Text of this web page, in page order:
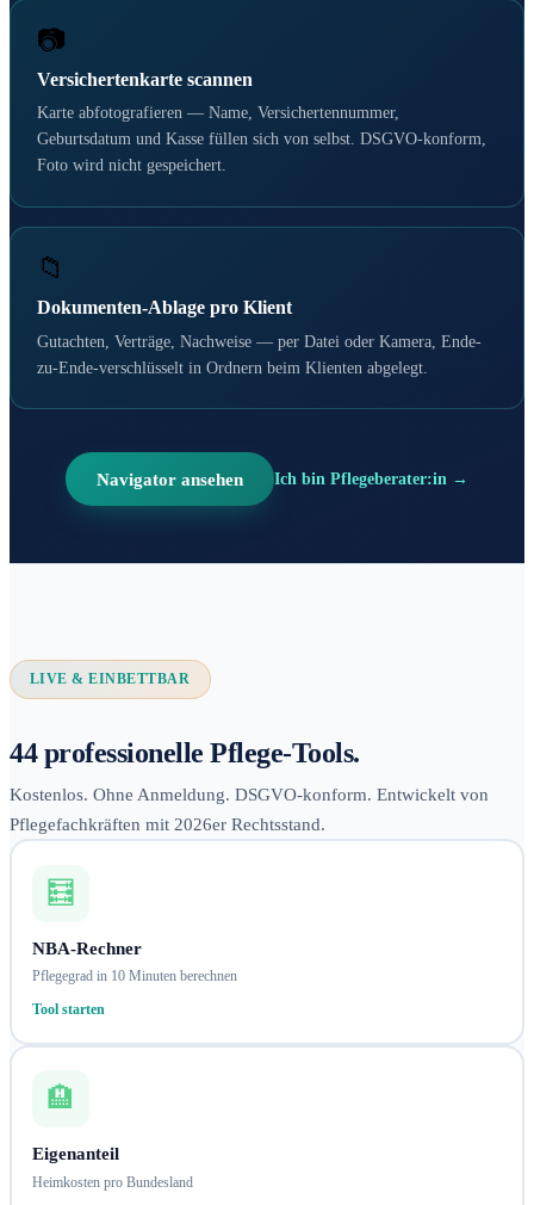
📷
Versichertenkarte scannen
Karte abfotografieren — Name, Versichertennummer,
Geburtsdatum und Kasse füllen sich von selbst. DSGVO-konform,
Foto wird nicht gespeichert.
📁
Dokumenten-Ablage pro Klient
Gutachten, Verträge, Nachweise — per Datei oder Kamera, Ende-
zu-Ende-verschlüsselt in Ordnern beim Klienten abgelegt.
Navigator ansehen Ich bin Pflegeberater:in →
LIVE & EINBETTBAR
44 professionelle Pflege-Tools.
Kostenlos. Ohne Anmeldung. DSGVO-konform. Entwickelt von
Pflegefachkräften mit 2026er Rechtsstand.
🧮
NBA-Rechner
Pflegegrad in 10 Minuten berechnen
Tool starten
🏨
Eigenanteil
Heimkosten pro Bundesland